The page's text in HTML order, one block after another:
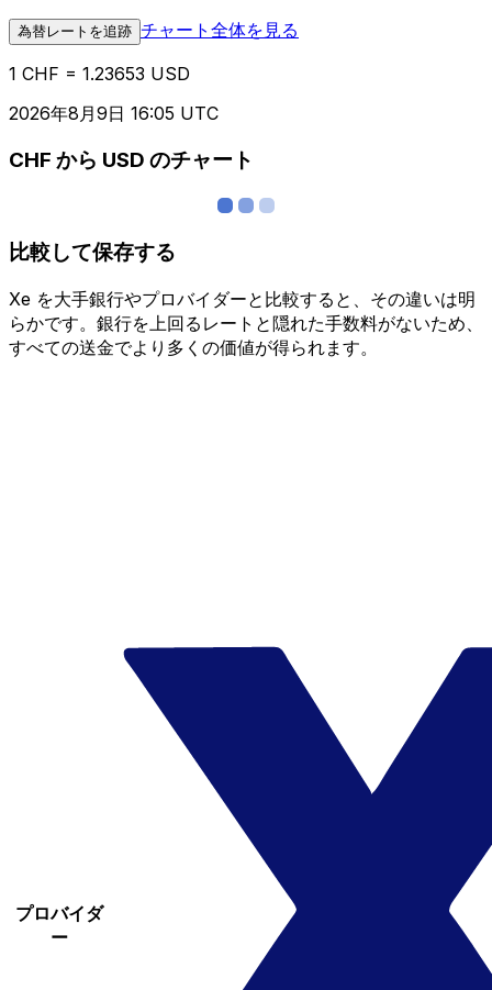
為替レートを追跡 チャート全体を見る
1 CHF = 1.23653 USD
2026年8月9日 16:05 UTC
CHF から USD のチャート
比較して保存する
Xe を大手銀行やプロバイダーと比較すると、その違いは明
らかです。銀行を上回るレートと隠れた手数料がないため、
すべての送金でより多くの価値が得られます。
プロバイダ
ー